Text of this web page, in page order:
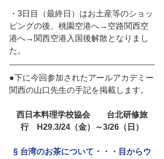
・3日目（最終日）はお土産等のショッ
ピングの後、桃園空港へ→空路関西空
港へ→関西空港入国後解散となりまし
た。
●下に今回参加されたアールアカデミー
関西の山口先生の手記を掲載します。
西日本料理学校協会　　台北研修旅
行　H29.3/24（金）～3/26（日）
§ 台湾のお茶について・・・目からウ